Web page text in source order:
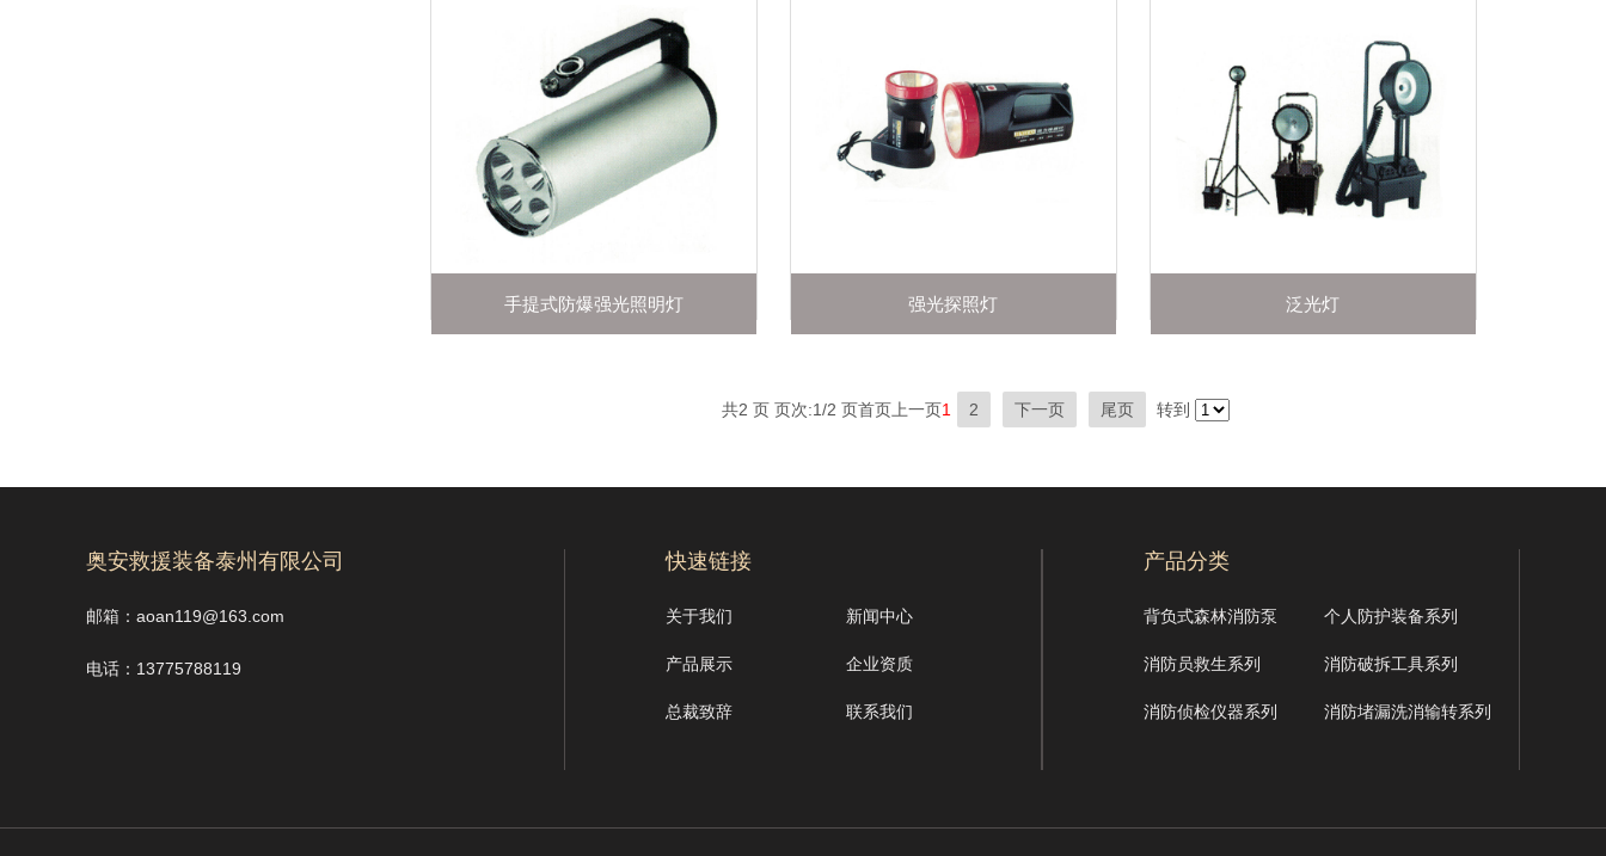
手提式防爆强光照明灯 强光探照灯 泛光灯
共2 页 页次:1/2 页首页上一页1 2 下一页 尾页 转到
奥安救援装备泰州有限公司
邮箱：aoan119@163.com
电话：13775788119
快速链接
关于我们 新闻中心
产品展示 企业资质
总裁致辞 联系我们
产品分类
背负式森林消防泵 个人防护装备系列
消防员救生系列 消防破拆工具系列
消防侦检仪器系列 消防堵漏洗消输转系列